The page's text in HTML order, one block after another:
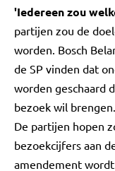
'Iedereen zou
partijen zou de
worden. Bosch
de SP vinden dat
worden geschaard
bezoek wil
De partijen hopen
bezoekcijfers aan
amendement